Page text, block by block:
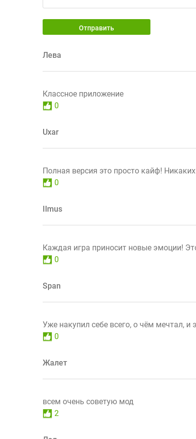
Отправить
Лева
Классное приложение
0
Uxar
Полная версия это просто кайф!
0
Ilmus
Каждая игра приносит новые эмоции!
0
Span
Уже накупил себе всего, о чём мечтал, и
0
Жалет
всем очень советую мод
2